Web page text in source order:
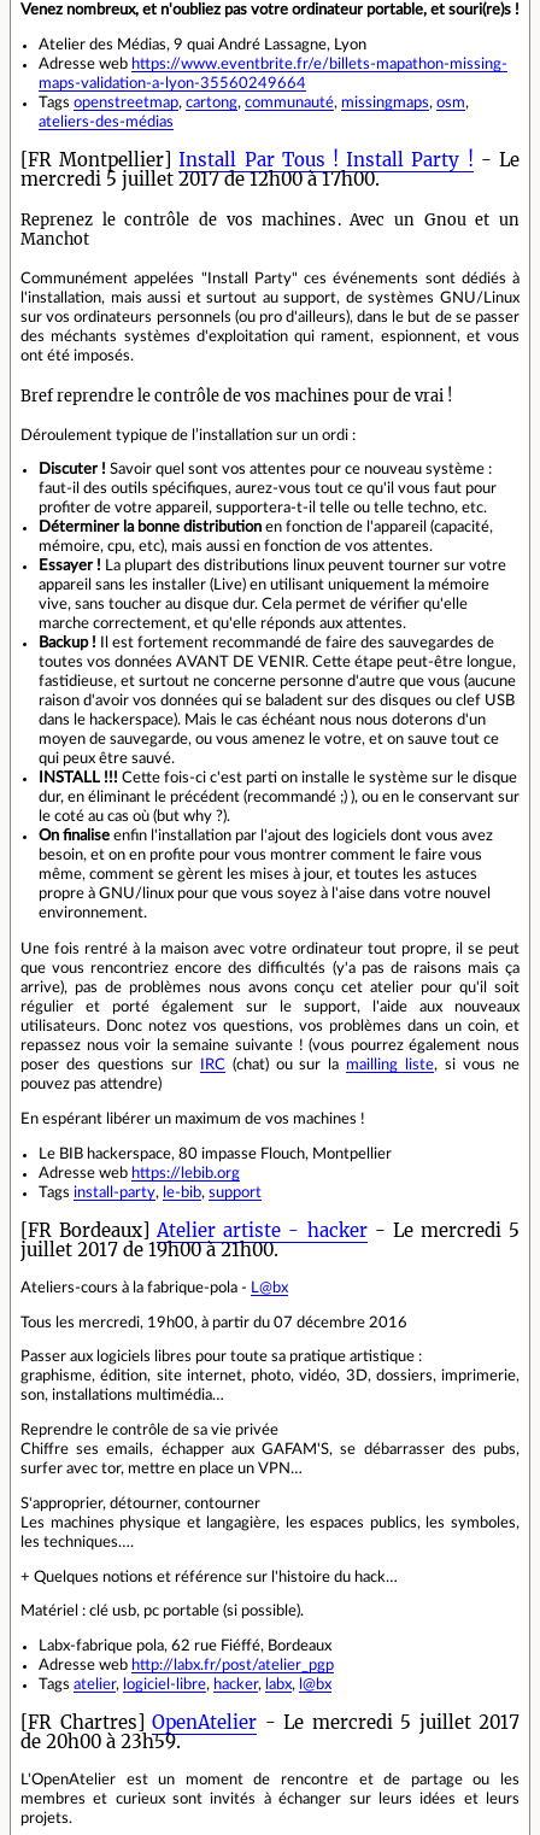
Venez nombreux, et n'oubliez pas votre ordinateur portable, et souri(re)s !
Atelier des Médias, 9 quai André Lassagne, Lyon
Adresse web https://www.eventbrite.fr/e/billets-mapathon-missing-
maps-validation-a-lyon-35560249664
Tags openstreetmap, cartong, communauté, missingmaps, osm,
ateliers-des-médias
[FR Montpellier]Install Par Tous ! Install Party ! - Le
mercredi 5 juillet 2017 de 12h00 à 17h00.
Reprenez le contrôle de vos machines. Avec un Gnou et un
Manchot
Communément appelées "Install Party" ces événements sont dédiés à
l'installation, mais aussi et surtout au support, de systèmes GNU/Linux
sur vos ordinateurs personnels (ou pro d'ailleurs), dans le but de se passer
des méchants systèmes d'exploitation qui rament, espionnent, et vous
ont été imposés.
Bref reprendre le contrôle de vos machines pour de vrai !
Déroulement typique de l’installation sur un ordi :
Discuter ! Savoir quel sont vos attentes pour ce nouveau système :
faut-il des outils spécifiques, aurez-vous tout ce qu'il vous faut pour
profiter de votre appareil, supportera-t-il telle ou telle techno, etc.
Déterminer la bonne distribution en fonction de l'appareil (capacité,
mémoire, cpu, etc), mais aussi en fonction de vos attentes.
Essayer ! La plupart des distributions linux peuvent tourner sur votre
appareil sans les installer (Live) en utilisant uniquement la mémoire
vive, sans toucher au disque dur. Cela permet de vérifier qu'elle
marche correctement, et qu'elle réponds aux attentes.
Backup ! Il est fortement recommandé de faire des sauvegardes de
toutes vos données AVANT DE VENIR. Cette étape peut-être longue,
fastidieuse, et surtout ne concerne personne d'autre que vous (aucune
raison d'avoir vos données qui se baladent sur des disques ou clef USB
dans le hackerspace). Mais le cas échéant nous nous doterons d'un
moyen de sauvegarde, ou vous amenez le votre, et on sauve tout ce
qui peux être sauvé.
INSTALL !!! Cette fois-ci c'est parti on installe le système sur le disque
dur, en éliminant le précédent (recommandé ;) ), ou en le conservant sur
le coté au cas où (but why ?).
On finalise enfin l'installation par l'ajout des logiciels dont vous avez
besoin, et on en profite pour vous montrer comment le faire vous
même, comment se gèrent les mises à jour, et toutes les astuces
propre à GNU/linux pour que vous soyez à l'aise dans votre nouvel
environnement.
Une fois rentré à la maison avec votre ordinateur tout propre, il se peut
que vous rencontriez encore des difficultés (y'a pas de raisons mais ça
arrive), pas de problèmes nous avons conçu cet atelier pour qu'il soit
régulier et porté également sur le support, l'aide aux nouveaux
utilisateurs. Donc notez vos questions, vos problèmes dans un coin, et
repassez nous voir la semaine suivante ! (vous pourrez également nous
poser des questions sur
IRC(chat) ou sur la mailling liste, si vous ne
pouvez pas attendre)
En espérant libérer un maximum de vos machines !
Le BIB hackerspace, 80 impasse Flouch, Montpellier
Adresse web https://lebib.org
Tags install-party, le-bib, support
[FR Bordeaux] Atelier artiste - hacker- Le mercredi 5
juillet 2017 de 19h00 à 21h00.
Ateliers-cours à la fabrique-pola - L@bx
Tous les mercredi, 19h00, à partir du 07 décembre 2016
Passer aux logiciels libres pour toute sa pratique artistique :
graphisme, édition, site internet, photo, vidéo, 3D, dossiers, imprimerie,
son, installations multimédia…
Reprendre le contrôle de sa vie privée
Chiffre ses emails, échapper aux GAFAM'S, se débarrasser des pubs,
surfer avec tor, mettre en place un VPN…
S'approprier, détourner, contourner
Les machines physique et langagière, les espaces publics, les symboles,
les techniques….
+ Quelques notions et référence sur l'histoire du hack…
Matériel : clé usb, pc portable (si possible).
Labx-fabrique pola, 62 rue Fiéffé, Bordeaux
Adresse web http://labx.fr/post/atelier_pgp
Tags atelier, logiciel-libre, hacker, labx, l@bx
[FR Chartres] OpenAtelier - Le mercredi 5 juillet 2017
de 20h00 à 23h59.
L'OpenAtelier est un moment de rencontre et de partage ou les
membres et curieux sont invités à échanger sur leurs idées et leurs
projets.